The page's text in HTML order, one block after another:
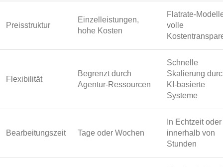
Preisstruktur
Einzelleistungen,
hohe Kosten
Flatrate-
volle
Flexibilität
Begrenzt durch
Agentur-Ressourcen
Schnelle
Skalierung
KI-basierte
Systeme
Bearbeitungszeit Tage oder Wochen
In Echtzeit oder
innerhalb von
Stunden